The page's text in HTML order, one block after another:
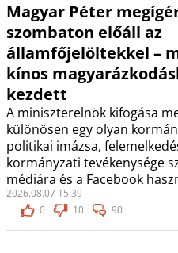
Magyar Péter
szombaton előáll az
államfőjelöltekkel –
kínos
kezdett
A miniszterelnök kifogása
különösen egy olyan
politikai imázsa,
kormányzati tevékenysége
médiára és a Facebook
2026.08.07 15:39
0
10 90